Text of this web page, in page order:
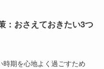
：おさえておきたい3つ
期を心地よく過ごすため